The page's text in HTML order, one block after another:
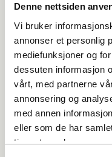
Denne nettsiden
Vi bruker
annonser et personlig
mediefunksjoner og
dessuten informasjon
vårt, med partnerne
annonsering og
med annen
eller som de har
tjenestene deres.
Spesifikasjoner
Alternative